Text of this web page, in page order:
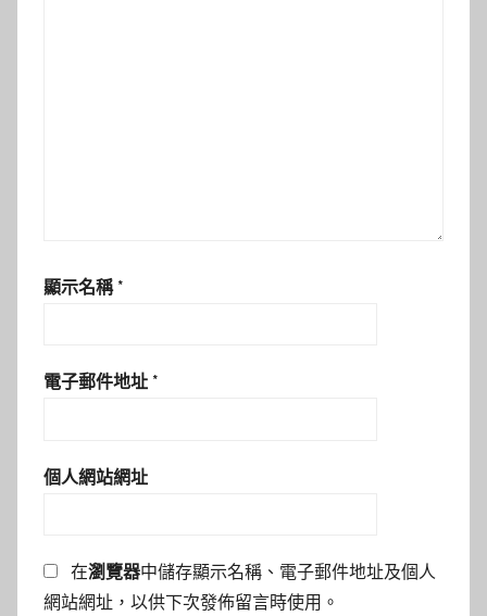
顯示名稱 *
電子郵件地址 *
個人網站網址
在瀏覽器中儲存顯示名稱、電子郵件地址及個人
網站網址，以供下次發佈留言時使用。